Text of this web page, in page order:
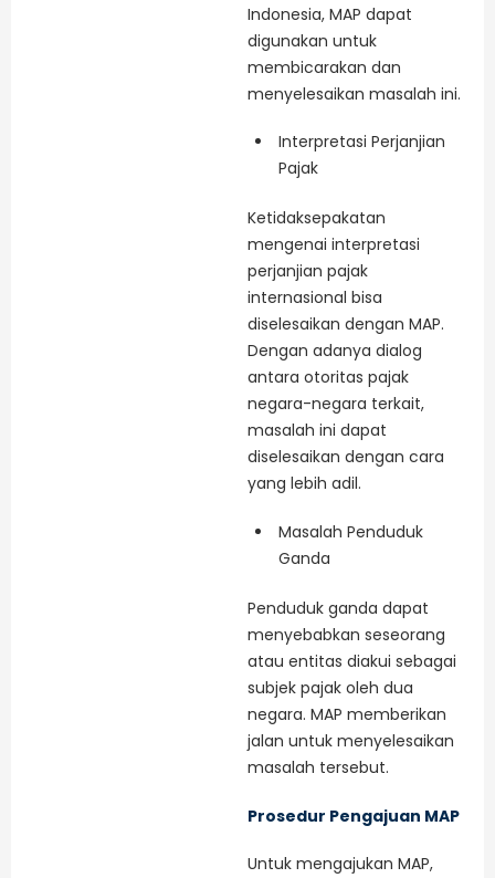
Indonesia, MAP dapat
digunakan untuk
membicarakan dan
menyelesaikan masalah ini.
Interpretasi Perjanjian
Pajak
Ketidaksepakatan
mengenai interpretasi
perjanjian pajak
internasional bisa
diselesaikan dengan MAP.
Dengan adanya dialog
antara otoritas pajak
negara-negara terkait,
masalah ini dapat
diselesaikan dengan cara
yang lebih adil.
Masalah Penduduk
Ganda
Penduduk ganda dapat
menyebabkan seseorang
atau entitas diakui sebagai
subjek pajak oleh dua
negara. MAP memberikan
jalan untuk menyelesaikan
masalah tersebut.
Prosedur Pengajuan MAP
Untuk mengajukan MAP,